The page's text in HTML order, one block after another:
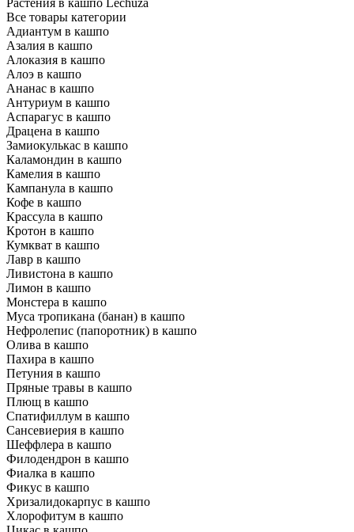
Растения в кашпо Lechuza
Все товары категории
Адиантум в кашпо
Азалия в кашпо
Алоказия в кашпо
Алоэ в кашпо
Ананас в кашпо
Антуриум в кашпо
Аспарагус в кашпо
Драцена в кашпо
Замиокулькас в кашпо
Каламондин в кашпо
Камелия в кашпо
Кампанула в кашпо
Кофе в кашпо
Крассула в кашпо
Кротон в кашпо
Кумкват в кашпо
Лавр в кашпо
Ливистона в кашпо
Лимон в кашпо
Монстера в кашпо
Муса тропикана (банан) в кашпо
Нефролепис (папоротник) в кашпо
Олива в кашпо
Пахира в кашпо
Петуния в кашпо
Пряные травы в кашпо
Плющ в кашпо
Спатифиллум в кашпо
Сансевиерия в кашпо
Шеффлера в кашпо
Филодендрон в кашпо
Фиалка в кашпо
Фикус в кашпо
Хризалидокарпус в кашпо
Хлорофитум в кашпо